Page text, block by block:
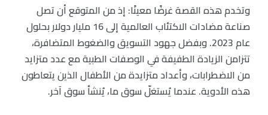
وتخدم هذه القصة غرضًا معينًا: إذ من المتوقع أن تصل
صناعة مضادات الاكتئاب العالمية إلى 16 مليار دولار بحلول
عام 2023. وبفضل جهود التسويق والضغوط المتضافرة،
تتزامن الزيادة الطفيفة في الوصفات الطبية مع عدد متزايد
من الاضطرابات، وأعداد متزايدة من الأطفال الذين يتعاطون
هذه الأدوية. عندما يُستغلّ سوق ما، يُنشأ سوق آخر.